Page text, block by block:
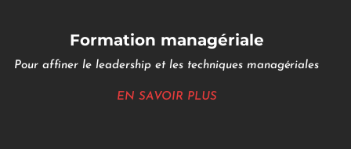
Formation managériale
Pour affiner le leadership et les techniques managériales
EN SAVOIR PLUS